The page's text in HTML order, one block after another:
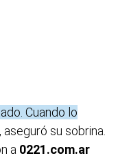
Cuando lo
, aseguró su sobrina.
a 0221.com.ar